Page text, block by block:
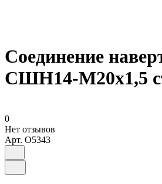
Соединение
СШН14-М20х1,5
0
Нет отзывов
Арт. O5343